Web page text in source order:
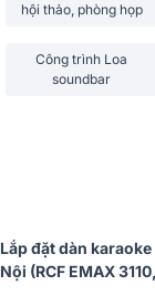
hội thảo, phòng họp
Công trình Loa
soundbar
Lắp đặt dàn
Nội (RCF EMAX